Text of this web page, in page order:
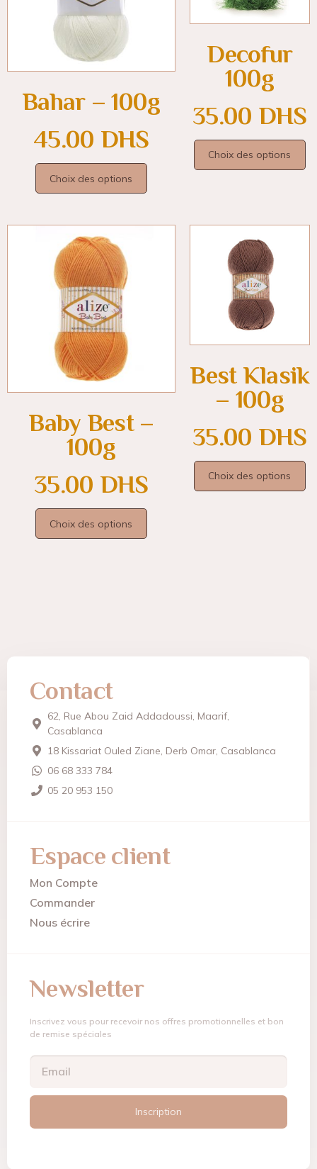
Bahar – 100g
45.00 DHS
Choix des options
Decofur
100g
35.00 DHS
Choix des options
Baby Best –
100g
35.00 DHS
Choix des options
Best Klasik
– 100g
35.00 DHS
Choix des options
Contact
62, Rue Abou Zaid Addadoussi, Maarif,
Casablanca
18 Kissariat Ouled Ziane, Derb Omar, Casablanca
06 68 333 784
05 20 953 150
Espace client
Mon Compte
Commander
Nous écrire
Newsletter
Inscrivez vous pour recevoir nos offres promotionnelles et bon
de remise spéciales
Inscription